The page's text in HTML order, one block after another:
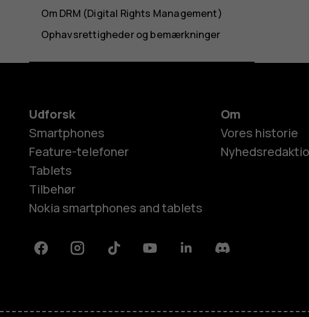
Om DRM (Digital Rights Management)
Ophavsrettigheder og bemærkninger
Udforsk
Smartphones
Feature-telefoner
Tablets
Tilbehør
Nokia smartphones and tablets
Om
Vores historie
FacebookInstagramTiktok YoutubeLinkedinDiscord